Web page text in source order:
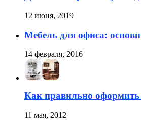
12 июня, 2019
Мебель для офиса:
14 февраля, 2016
Как правильно
11 мая, 2012